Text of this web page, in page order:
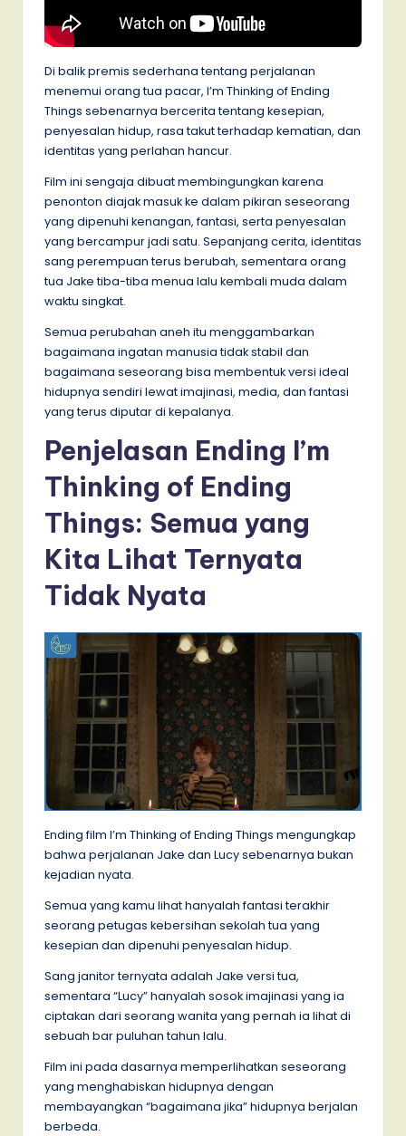
Di balik premis sederhana tentang perjalanan
menemui orang tua pacar, I’m Thinking of Ending
Things sebenarnya bercerita tentang kesepian,
penyesalan hidup, rasa takut terhadap kematian, dan
identitas yang perlahan hancur.
Film ini sengaja dibuat membingungkan karena
penonton diajak masuk ke dalam pikiran seseorang
yang dipenuhi kenangan, fantasi, serta penyesalan
yang bercampur jadi satu. Sepanjang cerita, identitas
sang perempuan terus berubah, sementara orang
tua Jake tiba-tiba menua lalu kembali muda dalam
waktu singkat.
Semua perubahan aneh itu menggambarkan
bagaimana ingatan manusia tidak stabil dan
bagaimana seseorang bisa membentuk versi ideal
hidupnya sendiri lewat imajinasi, media, dan fantasi
yang terus diputar di kepalanya.
Penjelasan Ending I’m
Thinking of Ending
Things: Semua yang
Kita Lihat Ternyata
Tidak Nyata
Ending film I’m Thinking of Ending Things mengungkap
bahwa perjalanan Jake dan Lucy sebenarnya bukan
kejadian nyata.
Semua yang kamu lihat hanyalah fantasi terakhir
seorang petugas kebersihan sekolah tua yang
kesepian dan dipenuhi penyesalan hidup.
Sang janitor ternyata adalah Jake versi tua,
sementara “Lucy” hanyalah sosok imajinasi yang ia
ciptakan dari seorang wanita yang pernah ia lihat di
sebuah bar puluhan tahun lalu.
Film ini pada dasarnya memperlihatkan seseorang
yang menghabiskan hidupnya dengan
membayangkan “bagaimana jika” hidupnya berjalan
berbeda.